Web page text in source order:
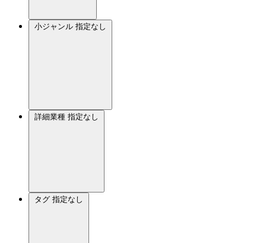
小ジャンル 指定なし
詳細業種 指定なし
タグ 指定なし